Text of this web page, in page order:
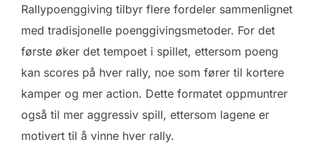
Rallypoenggiving tilbyr flere fordeler sammenlignet
med tradisjonelle poenggivingsmetoder. For det
første øker det tempoet i spillet, ettersom poeng
kan scores på hver rally, noe som fører til kortere
kamper og mer action. Dette formatet oppmuntrer
også til mer aggressiv spill, ettersom lagene er
motivert til å vinne hver rally.